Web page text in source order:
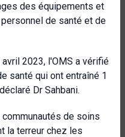
des équipements et
de santé et de
2023, l'OMS a vérifié
santé qui ont entraîné 1
Dr Sahbani.
de soins
la terreur chez les